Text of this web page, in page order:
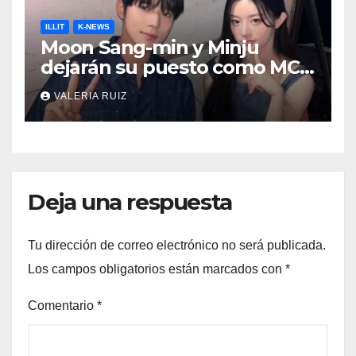
ILLIT K-NEWS
Moon Sang-min y Minju
dejarán su puesto como MCs
de Music Bank
VALERIA RUIZ
Deja una respuesta
Tu dirección de correo electrónico no será publicada.
Los campos obligatorios están marcados con *
Comentario *